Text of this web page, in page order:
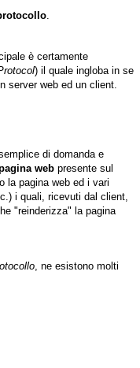
.
è certamente
) il quale ingloba in se
server web ed un client.
di domanda e
web presente sul
la pagina web ed i vari
i quali, ricevuti dal client,
"reinderizza" la pagina
, ne esistono molti